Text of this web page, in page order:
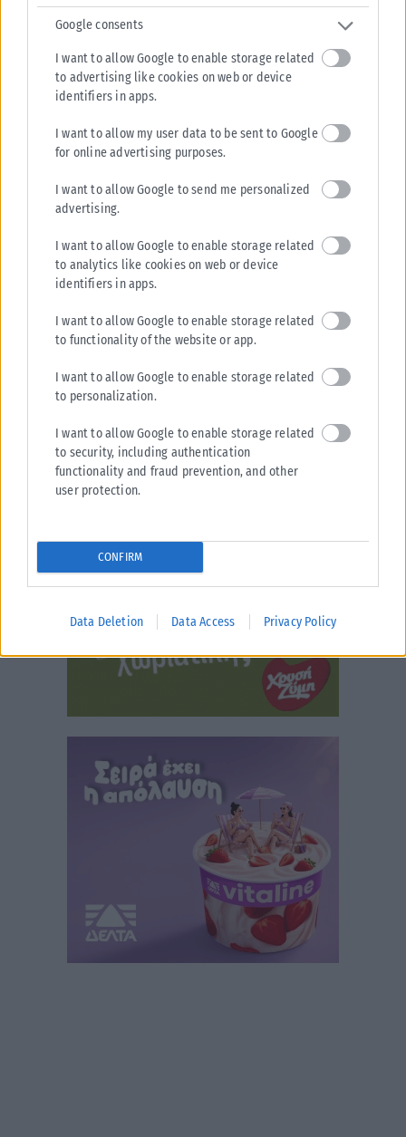
Google consents
I want to allow Google to enable storage related
to advertising like cookies on web or device
identifiers in apps.
I want to allow my user data to be sent to Google
for online advertising purposes.
I want to allow Google to send me personalized
advertising.
I want to allow Google to enable storage related
to analytics like cookies on web or device
identifiers in apps.
I want to allow Google to enable storage related
to functionality of the website or app.
I want to allow Google to enable storage related
to personalization.
I want to allow Google to enable storage related
to security, including authentication
functionality and fraud prevention, and other
user protection.
CONFIRM
Data Deletion Data Access Privacy Policy
ΑΝΑΡΤΉΘΗΚΕ ΑΠΌ KARFITSANEWS